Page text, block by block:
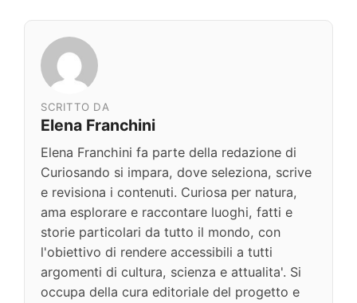
SCRITTO DA
Elena Franchini
Elena Franchini fa parte della redazione di
Curiosando si impara, dove seleziona, scrive
e revisiona i contenuti. Curiosa per natura,
ama esplorare e raccontare luoghi, fatti e
storie particolari da tutto il mondo, con
l'obiettivo di rendere accessibili a tutti
argomenti di cultura, scienza e attualita'. Si
occupa della cura editoriale del progetto e